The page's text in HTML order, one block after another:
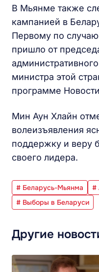
В Мьянме также
кампанией в
Первому по
пришло от
министра этой
программе
Мин Аун Хлайн
волеизъявления
поддержку и веру
своего лидера.
# Беларусь-Мьянма
#
# Выборы в Беларуси
Другие